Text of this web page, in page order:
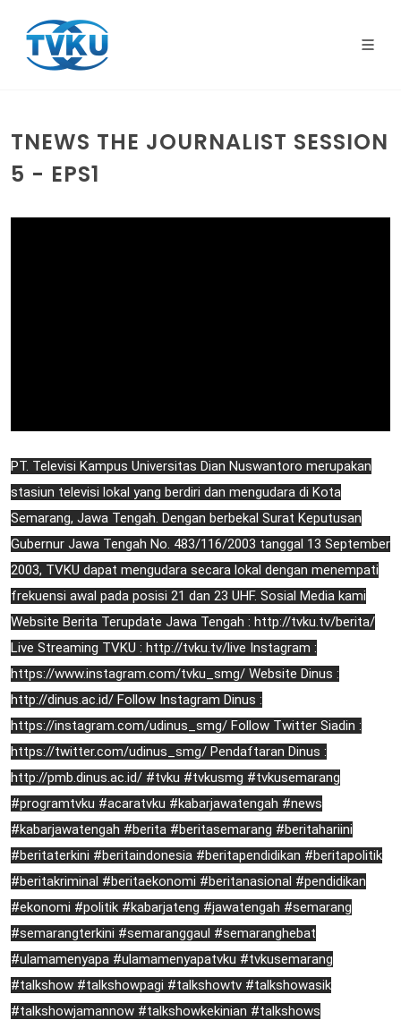
TNEWS THE JOURNALIST SESSION
5 - EPS1
PT. Televisi Kampus Universitas Dian Nuswantoro merupakan
stasiun televisi lokal yang berdiri dan mengudara di Kota
Semarang, Jawa Tengah. Dengan berbekal Surat Keputusan
Gubernur Jawa Tengah No. 483/116/2003 tanggal 13 September
2003, TVKU dapat mengudara secara lokal dengan menempati
frekuensi awal pada posisi 21 dan 23 UHF. Sosial Media kami
Website Berita Terupdate Jawa Tengah : http://tvku.tv/berita/
Live Streaming TVKU : http://tvku.tv/live Instagram :
https://www.instagram.com/tvku_smg/ Website Dinus :
http://dinus.ac.id/ Follow Instagram Dinus :
https://instagram.com/udinus_smg/ Follow Twitter Siadin :
https://twitter.com/udinus_smg/ Pendaftaran Dinus :
http://pmb.dinus.ac.id/ #tvku #tvkusmg #tvkusemarang
#programtvku #acaratvku #kabarjawatengah #news
#kabarjawatengah #berita #beritasemarang #beritahariini
#beritaterkini #beritaindonesia #beritapendidikan #beritapolitik
#beritakriminal #beritaekonomi #beritanasional #pendidikan
#ekonomi #politik #kabarjateng #jawatengah #semarang
#semarangterkini #semaranggaul #semaranghebat
#ulamamenyapa #ulamamenyapatvku #tvkusemarang
#talkshow #talkshowpagi #talkshowtv #talkshowasik
#talkshowjamannow #talkshowkekinian #talkshows